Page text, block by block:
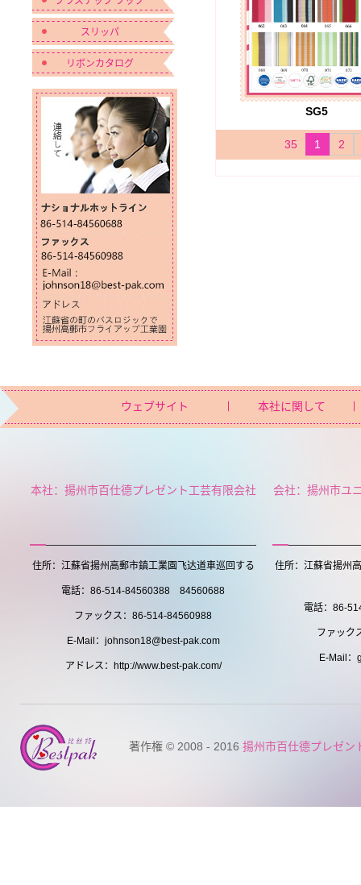
スリッパ
リボンカタログ
SG5
35 1 2
ウェブサイト 本社に関して
本社：揚州市百仕德プレゼント工芸有限会社
住所：江蘇省揚州高郵市鎮工業園飞达道車巡回する
電話：86-514-84560388 84560688
ファックス：86-514-84560988
E-Mail：johnson18@best-pak.com
アドレス：http://www.best-pak.com/
会社：揚州市ユ
住所：江蘇省揚州
電話：86-
ファック
E-Mail：
著作権 © 2008 - 2016 揚州市百仕德プレゼン